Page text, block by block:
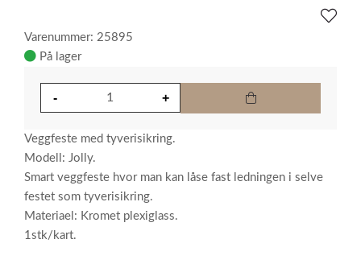
Varenummer: 25895
På lager
Veggfeste med tyverisikring.
Modell: Jolly.
Smart veggfeste hvor man kan låse fast ledningen i selve
festet som tyverisikring.
Materiael: Kromet plexiglass.
1stk/kart.